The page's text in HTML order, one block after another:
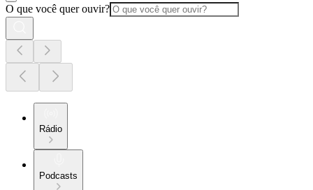
O que você quer ouvir?
Rádio
Podcasts